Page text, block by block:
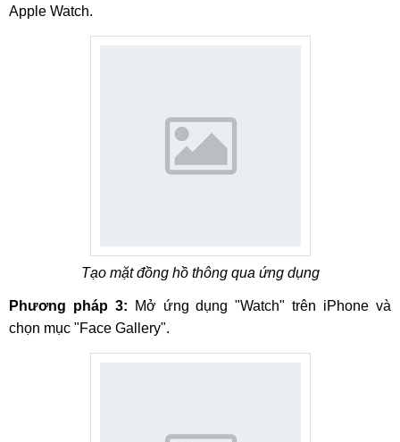
Apple Watch.
Tạo mặt đồng hồ thông qua ứng dụng
Phương pháp 3: Mở ứng dụng "Watch" trên iPhone và
chọn mục "Face Gallery".